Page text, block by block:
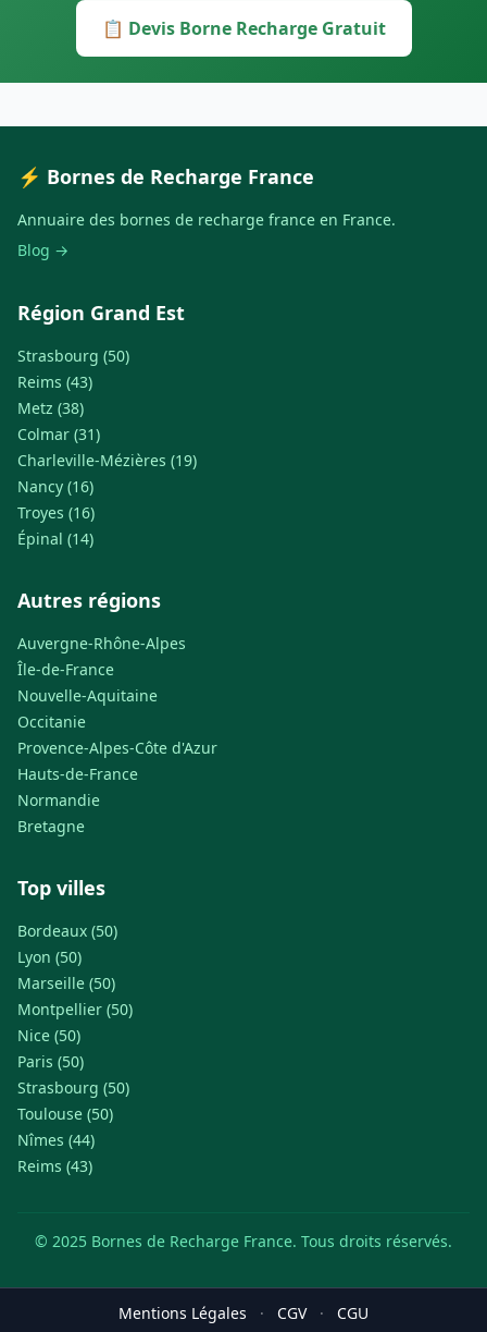
📋 Devis Borne Recharge Gratuit
⚡ Bornes de Recharge France
Annuaire des bornes de recharge france en France.
Blog →
Région Grand Est
Strasbourg (50)
Reims (43)
Metz (38)
Colmar (31)
Charleville-Mézières (19)
Nancy (16)
Troyes (16)
Épinal (14)
Autres régions
Auvergne-Rhône-Alpes
Île-de-France
Nouvelle-Aquitaine
Occitanie
Provence-Alpes-Côte d'Azur
Hauts-de-France
Normandie
Bretagne
Top villes
Bordeaux (50)
Lyon (50)
Marseille (50)
Montpellier (50)
Nice (50)
Paris (50)
Strasbourg (50)
Toulouse (50)
Nîmes (44)
Reims (43)
© 2025 Bornes de Recharge France. Tous droits réservés.
Mentions Légales · CGV · CGU